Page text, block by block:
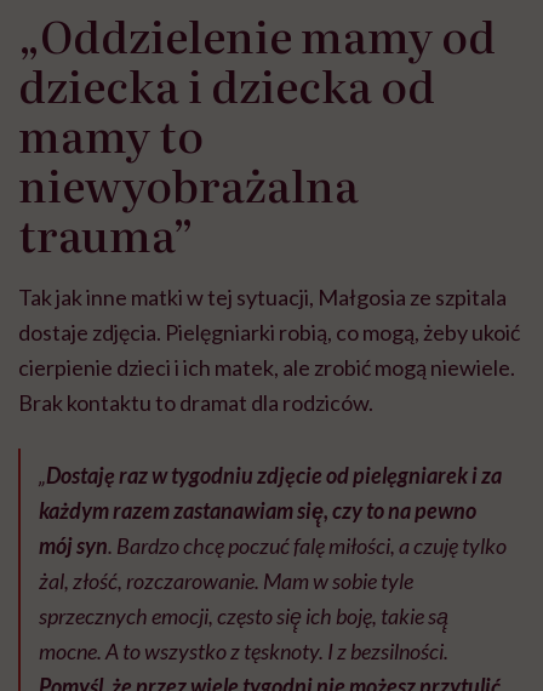
„Oddzielenie mamy od
dziecka i dziecka od
mamy to
niewyobrażalna
trauma”
Tak jak inne matki w tej sytuacji, Małgosia ze szpitala
dostaje zdjęcia. Pielęgniarki robią, co mogą, żeby ukoić
cierpienie dzieci i ich matek, ale zrobić mogą niewiele.
Brak kontaktu to dramat dla rodziców.
„Dostaję raz w tygodniu zdjęcie od pielęgniarek i za
każdym razem zastanawiam się̨, czy to na pewno
mój syn. Bardzo chcę poczuć falę miłości, a czuję tylko
żal, złość, rozczarowanie. Mam w sobie tyle
sprzecznych emocji, często się̨ ich boję, takie są̨
mocne. A to wszystko z tęsknoty. I z bezsilności.